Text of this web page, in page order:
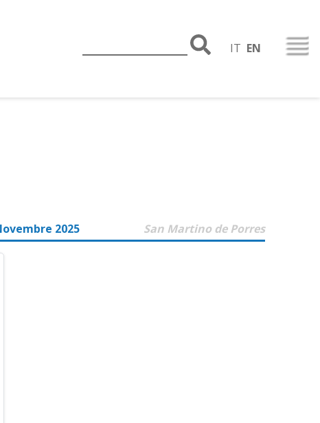
IT EN
2025 San Martino de Porres